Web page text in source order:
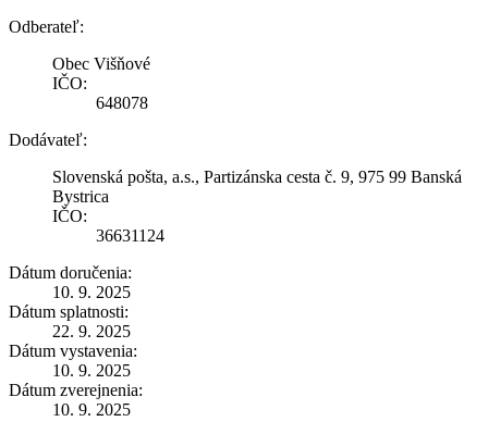
Odberateľ:
Obec Višňové
IČO:
648078
Dodávateľ:
Slovenská pošta, a.s., Partizánska cesta č. 9, 975 99 Banská
Bystrica
IČO:
36631124
Dátum doručenia:
10. 9. 2025
Dátum splatnosti:
22. 9. 2025
Dátum vystavenia:
10. 9. 2025
Dátum zverejnenia:
10. 9. 2025